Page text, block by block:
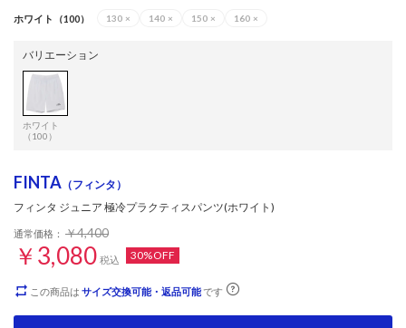
ホワイト（100） 130 × 140 × 150 × 160 ×
バリエーション
ホワイト
（100）
FINTA （フィンタ）
フィンタ ジュニア 極冷プラクティスパンツ(ホワイト)
通常価格： ￥4,400
￥3,080 税込 30%OFF
この商品は サイズ交換可能・返品可能です